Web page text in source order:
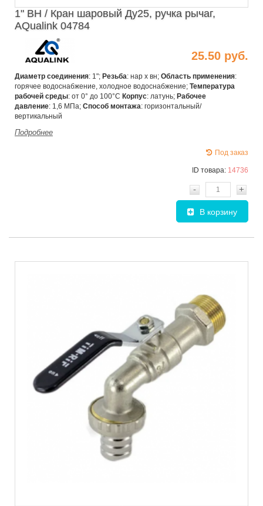
1" ВН / Кран шаровый Ду25, ручка рычаг,
AQualink 04784
25.50 руб.
Диаметр соединения: 1"; Резьба: нар х вн; Область применения:
горячее водоснабжение, холодное водоснабжение; Температура
рабочей среды: от 0° до 100°С Корпус: латунь; Рабочее
давление: 1,6 МПа; Способ монтажа: горизонтальный/
вертикальный
Подробнее
Под заказ
ID товара: 14736
- +
В корзину